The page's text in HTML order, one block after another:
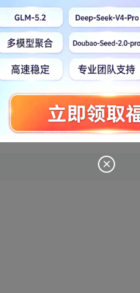
递减也没用啊,另外请问
转发到动态 举报